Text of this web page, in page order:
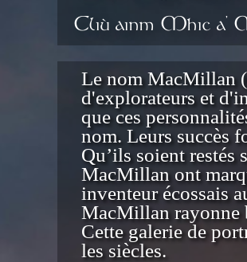
Cliù ainm Mhic a’
Le nom MacMillan
d'explorateurs et
que ces
nom. Leurs succès
Qu’ils soient restés
MacMillan ont
inventeur écossais
MacMillan rayonne
Cette galerie de
les siècles.